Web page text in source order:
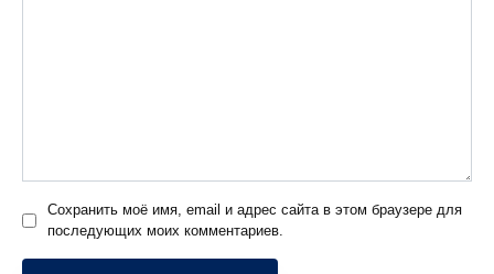
Сохранить моё имя, email и адрес сайта в этом браузере для
последующих моих комментариев.